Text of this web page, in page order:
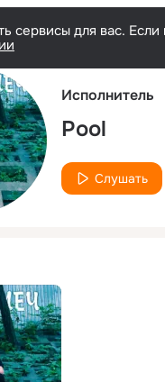
для вас.
Исполнитель
Pool
Слушать